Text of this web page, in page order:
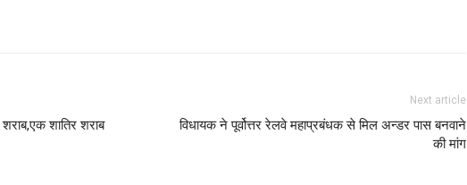
शातिर शराब
Next article
विधायक ने पूर्वोत्तर रेलवे महाप्रबंधक से मिल अन्डर पास बनवाने
की मांग